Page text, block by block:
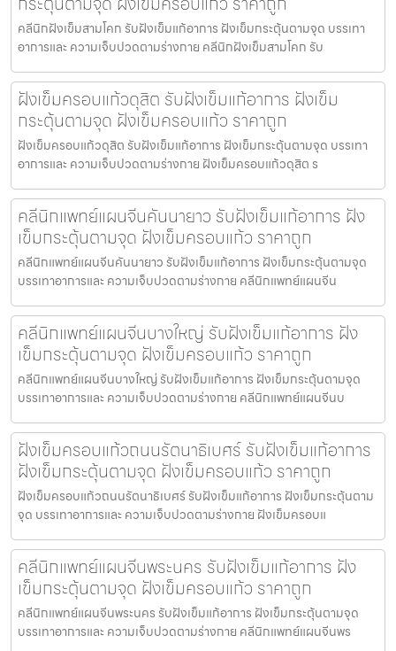
คลีนิกฝังเข็มสามโคก รับฝังเข็มแก้อาการ ฝังเข็มกระตุ้นตามจุด บรรเทา
อาการและ ความเจ็บปวดตามร่างกาย คลีนิกฝังเข็มสามโคก รับ
ฝังเข็มครอบแก้วดุสิต รับฝังเข็มแก้อาการ ฝังเข็ม
กระตุ้นตามจุด ฝังเข็มครอบแก้ว ราคาถูก
ฝังเข็มครอบแก้วดุสิต รับฝังเข็มแก้อาการ ฝังเข็มกระตุ้นตามจุด บรรเทา
อาการและ ความเจ็บปวดตามร่างกาย ฝังเข็มครอบแก้วดุสิต ร
คลีนิกแพทย์แผนจีนคันนายาว รับฝังเข็มแก้อาการ ฝัง
เข็มกระตุ้นตามจุด ฝังเข็มครอบแก้ว ราคาถูก
คลีนิกแพทย์แผนจีนคันนายาว รับฝังเข็มแก้อาการ ฝังเข็มกระตุ้นตามจุด
บรรเทาอาการและ ความเจ็บปวดตามร่างกาย คลีนิกแพทย์แผนจีน
คลีนิกแพทย์แผนจีนบางใหญ่ รับฝังเข็มแก้อาการ ฝัง
เข็มกระตุ้นตามจุด ฝังเข็มครอบแก้ว ราคาถูก
คลีนิกแพทย์แผนจีนบางใหญ่ รับฝังเข็มแก้อาการ ฝังเข็มกระตุ้นตามจุด
บรรเทาอาการและ ความเจ็บปวดตามร่างกาย คลีนิกแพทย์แผนจีนบ
ฝังเข็มครอบแก้วถนนรัตนาธิเบศร์ รับฝังเข็มแก้อาการ
ฝังเข็มกระตุ้นตามจุด ฝังเข็มครอบแก้ว ราคาถูก
ฝังเข็มครอบแก้วถนนรัตนาธิเบศร์ รับฝังเข็มแก้อาการ ฝังเข็มกระตุ้นตาม
จุด บรรเทาอาการและ ความเจ็บปวดตามร่างกาย ฝังเข็มครอบแ
คลีนิกแพทย์แผนจีนพระนคร รับฝังเข็มแก้อาการ ฝัง
เข็มกระตุ้นตามจุด ฝังเข็มครอบแก้ว ราคาถูก
คลีนิกแพทย์แผนจีนพระนคร รับฝังเข็มแก้อาการ ฝังเข็มกระตุ้นตามจุด
บรรเทาอาการและ ความเจ็บปวดตามร่างกาย คลีนิกแพทย์แผนจีนพร